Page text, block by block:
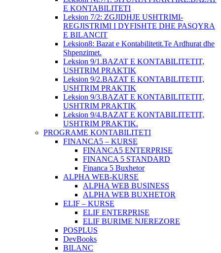
E KONTABILITETI
Leksion 7/2: ZGJIDHJE USHTRIMI-
REGJISTRIMI I DYFISHTE DHE PASQYRA
E BILANCIT
Leksion8: Bazat e Kontabilitetit.Te Ardhurat dhe
Shpenzimet.
Leksion 9/1.BAZAT E KONTABILITETIT,
USHTRIM PRAKTIK
Leksion 9/2.BAZAT E KONTABILITETIT,
USHTRIM PRAKTIK
Leksion 9/3.BAZAT E KONTABILITETIT,
USHTRIM PRAKTIK
Leksion 9/4.BAZAT E KONTABILITETIT,
USHTRIM PRAKTIK.
PROGRAME KONTABILITETI
FINANCA5 – KURSE
FINANCA5 ENTERPRISE
FINANCA 5 STANDARD
Financa 5 Buxhetor
ALPHA WEB-KURSE
ALPHA WEB BUSINESS
ALPHA WEB BUXHETOR
ELIF – KURSE
ELIF ENTERPRISE
ELIF BURIME NJEREZORE
POSPLUS
DevBooks
BILANC